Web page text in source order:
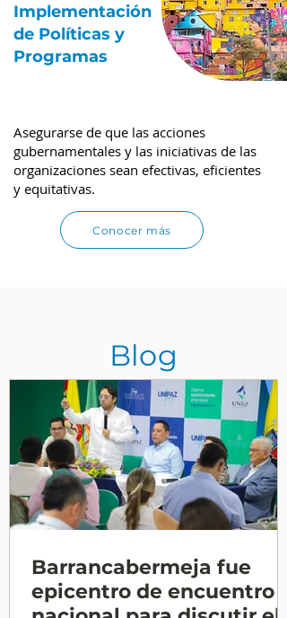
Implementación
de Políticas y
Programas
Asegurarse de que las acciones
gubernamentales y las iniciativas de las
organizaciones sean efectivas, eficientes
y equitativas.
Conocer más
Blog
Barrancabermeja fue
epicentro de encuentro